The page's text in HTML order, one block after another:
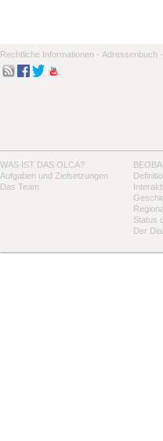
Rechtliche Informationen - Adressenbuch -
WAS IST DAS OLCA?
Aufgaben und Zielsetzungen
Das Team
Status
Der